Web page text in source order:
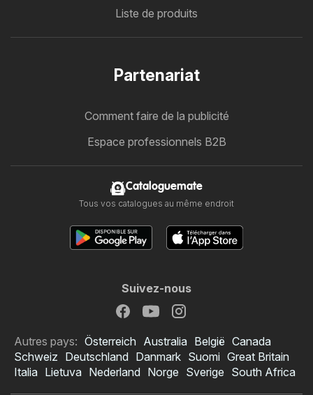
Liste de produits
Partenariat
Comment faire de la publicité
Espace professionnels B2B
Cataloguemate
Tous vos catalogues au même endroit
Suivez-nous
Autres pays: Österreich Australia België Canada
Schweiz Deutschland Danmark Suomi Great Britain
Italia Lietuva Nederland Norge Sverige South Africa